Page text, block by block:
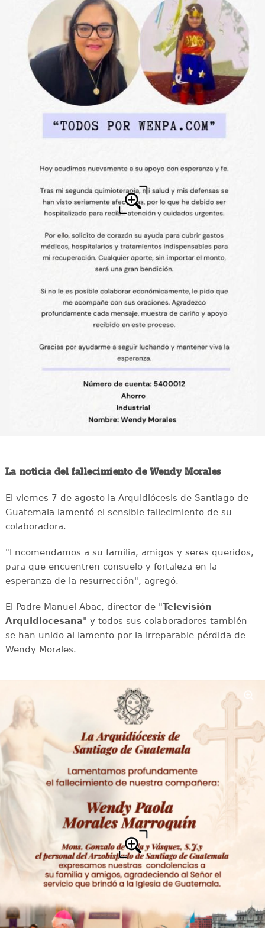
La noticia del fallecimiento de Wendy Morales
El viernes 7 de agosto la Arquidiócesis de Santiago de
Guatemala lamentó el sensible fallecimiento de su
colaboradora.
"Encomendamos a su familia, amigos y seres queridos,
para que encuentren consuelo y fortaleza en la
esperanza de la resurrección", agregó.
El Padre Manuel Abac, director de "Televisión
Arquidiocesana" y todos sus colaboradores también
se han unido al lamento por la irreparable pérdida de
Wendy Morales.